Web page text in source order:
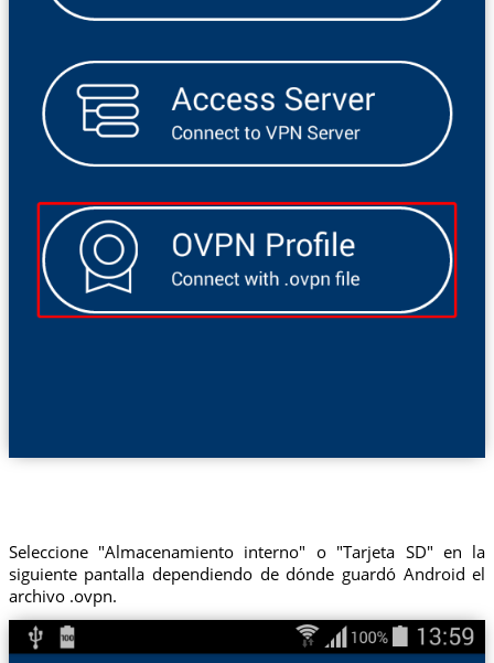
Seleccione "Almacenamiento interno" o "Tarjeta SD" en la
siguiente pantalla dependiendo de dónde guardó Android el
archivo .ovpn.